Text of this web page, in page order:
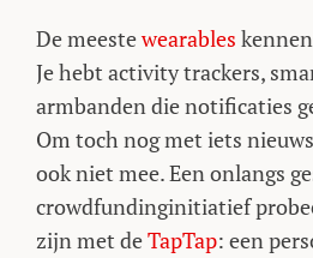
De meestewearables
Je hebt activity trackers,
armbanden die notificaties
Om toch nog met iets
ook niet mee. Een onlangs
crowdfundinginitiatief
zijn met deTapTap: een